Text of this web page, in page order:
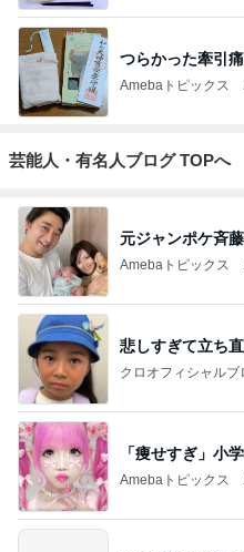
つらかった牽引
Amebaトピックス
芸能人・有名人ブログ TOPへ
元ジャンポケ斉
Amebaトピックス
悲しすぎて立ち直
クロオフィシャル
「痩せすぎ」小
Amebaトピックス